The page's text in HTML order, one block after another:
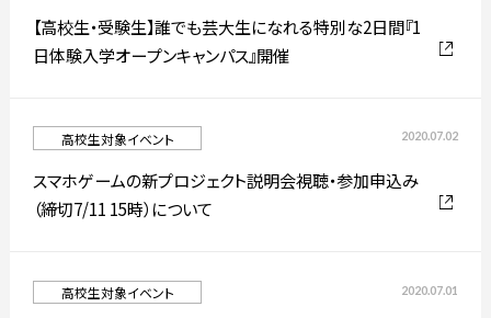
通信教育部
藝術学舎
【高校生・受験生】誰でも芸大生になれる特別な2日間『1
日体験入学オープンキャンパス』開催
2020.07.02
高校生対象イベント
スマホゲームの新プロジェクト説明会視聴・参加申込み
（締切7/11 15時）について
2020.07.01
高校生対象イベント